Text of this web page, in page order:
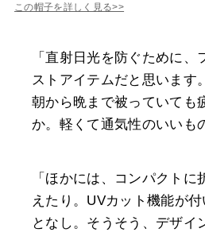
この帽子を詳しく見る>>
「直射日光を防ぐために
ストアイテムだと思います
朝から晩まで被っていても
か。軽くて通気性のいいも
「ほかには、コンパクト
えたり。UVカット機能が
となし。そうそう、デザイ